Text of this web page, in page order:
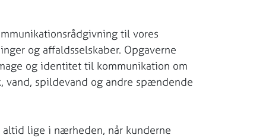
til vores
og affaldsselskaber. Opgaverne
og identitet til kommunikation om
vand, spildevand og andre spændende
altid lige i nærheden, når kunderne